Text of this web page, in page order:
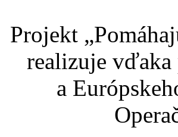
Projekt
realizuje vďaka
a